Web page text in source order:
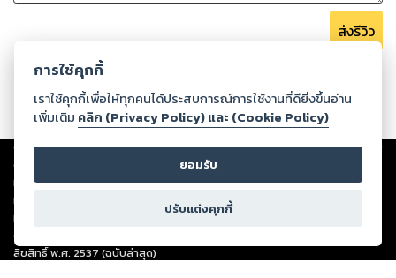
ส่งรีวิว
Copyright ©2026Storylog Co., Ltd. - สตอรี่ล็อกขอสงวนสิทธิ์ไม่รับผิดชอบ
ต่อผลงานหรือเนื้อหาใดที่อัปโหลดผ่านเว็บไซต์และปรากฏว่าละเมิดสิทธิใน
ทรัพย์สินทางปัญญาของบุคคลอื่นหรือขัดต่อกฎหมายและศีลธรรม ดังนั้น ผู้อ่าน
ทุกท่านโปรดใช้วิจารณญาณในการกลั่นกรองด้วยตนเอง และหากท่านพบว่าส่วน
หนึ่งส่วนใดขัดต่อกฎหมายและศีลธรรม กรุณาแจ้งมายังบริษัท เพื่อทีมงานจะได้
ดำเนินการในทันที ทั้งนี้ ทางสตอรี่ล็อกขอสงวนลิขสิทธิ์ตามพระราชบัญญัติ
ลิขสิทธิ์ พ.ศ. 2537 (ฉบับล่าสุด)
การใช้คุกกี้
เราใช้คุกกี้เพื่อให้ทุกคนได้ประสบการณ์การใช้งานที่ดียิ่งขึ้นอ่าน
เพิ่มเติม คลิก (Privacy Policy) และ (Cookie Policy)
ยอมรับ
ปรับแต่งคุกกี้